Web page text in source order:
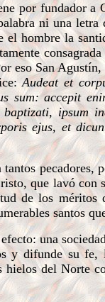
por fundador
ni una
el hombre la
eso San
Audeat et
sum: accepit
ipsum
ejus, et
pecadores,
que lavó con
de los méritos
santos
una
y difunde su
del Norte